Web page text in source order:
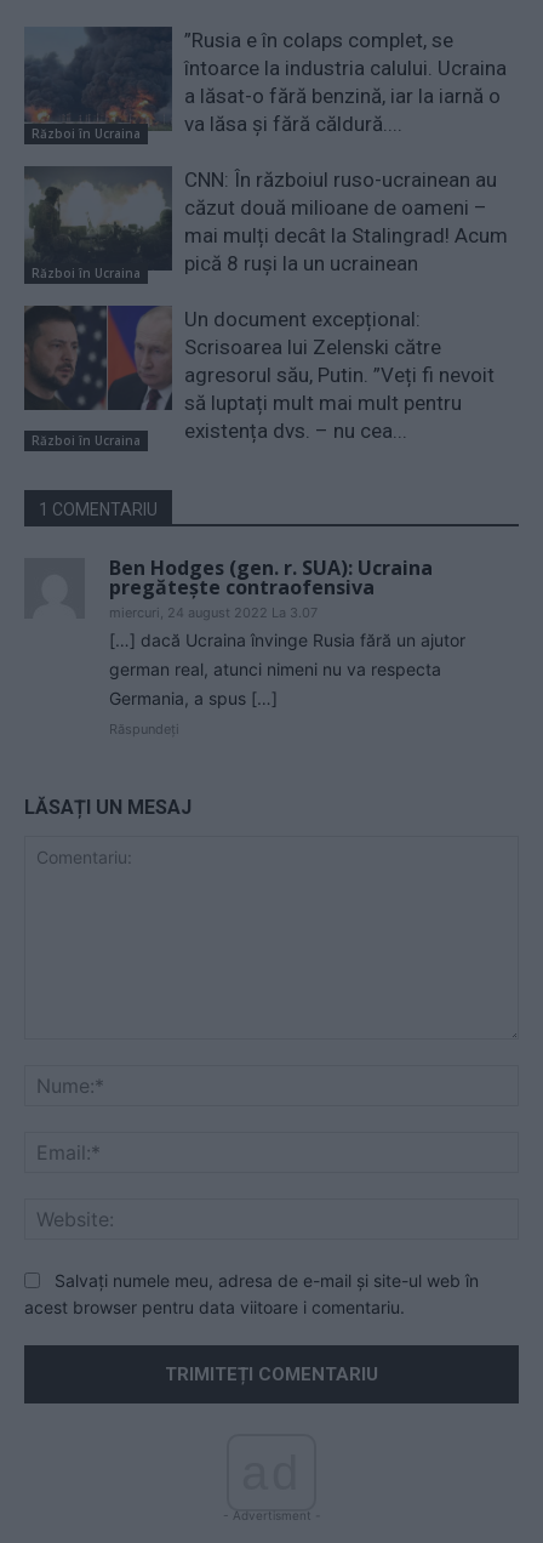
Război în Ucraina
”Rusia e în colaps complet, se
întoarce la industria calului. Ucraina
a lăsat-o fără benzină, iar la iarnă o
va lăsa și fără căldură....
Război în Ucraina
CNN: În războiul ruso-ucrainean au
căzut două milioane de oameni –
mai mulți decât la Stalingrad! Acum
pică 8 ruși la un ucrainean
Război în Ucraina
Un document excepțional:
Scrisoarea lui Zelenski către
agresorul său, Putin. ”Veți fi nevoit
să luptați mult mai mult pentru
existența dvs. – nu cea...
1 COMENTARIU
Ben Hodges (gen. r. SUA): Ucraina
pregăteşte contraofensiva
miercuri, 24 august 2022 La 3.07
[…] dacă Ucraina învinge Rusia fără un ajutor
german real, atunci nimeni nu va respecta
Germania, a spus […]
Răspundeți
LĂSAȚI UN MESAJ
Salvați numele meu, adresa de e-mail și site-ul web în
acest browser pentru data viitoare i comentariu.
- Advertisment -